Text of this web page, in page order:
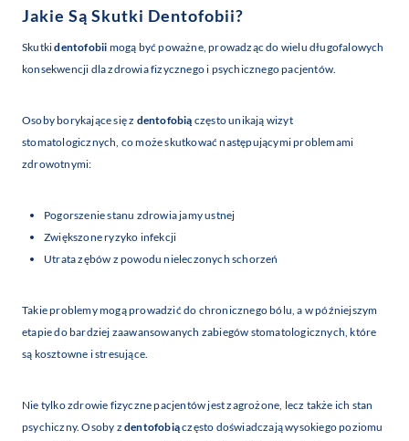
Jakie Są Skutki Dentofobii?
Skutkidentofobii mogą być poważne, prowadząc do wielu długofalowych
konsekwencji dla zdrowia fizycznego i psychicznego pacjentów.
Osoby borykające się z dentofobią często unikają wizyt
stomatologicznych, co może skutkować następującymi problemami
zdrowotnymi:
Pogorszenie stanu zdrowia jamy ustnej
Zwiększone ryzyko infekcji
Utrata zębów z powodu nieleczonych schorzeń
Takie problemy mogą prowadzić do chronicznego bólu, a w późniejszym
etapie do bardziej zaawansowanych zabiegów stomatologicznych, które
są kosztowne i stresujące.
Nie tylko zdrowie fizyczne pacjentów jest zagrożone, lecz także ich stan
psychiczny. Osoby z dentofobiączęsto doświadczają wysokiego poziomu